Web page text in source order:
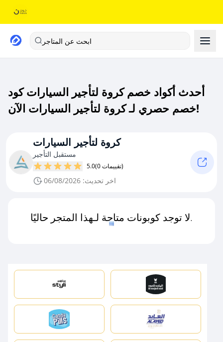
ابحث عن المتاجر
أحدث أكواد خصم كروة لتأجير السيارات كود
خصم حصري لـ كروة لتأجير السيارات الآن!
كروة لتأجير السيارات
مستقبل التأجير
5.0 (0 تقييمات)
اخر تحديث: 06/08/2026
لا توجد كوبونات متاحة لـهذا المتجر حاليًا.